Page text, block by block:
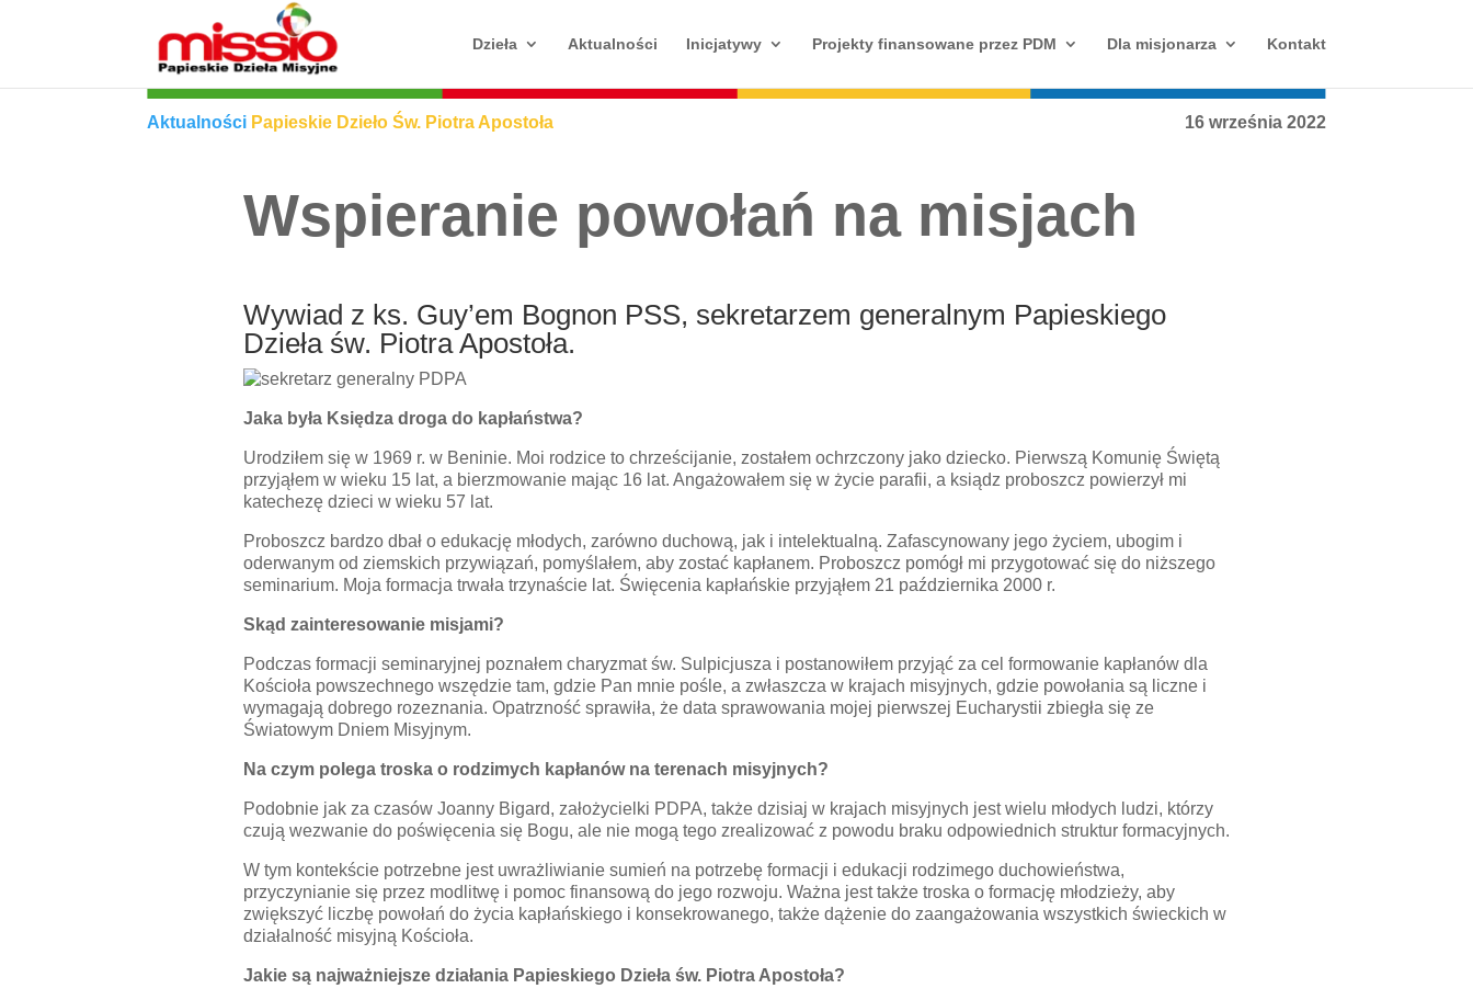
Dzieła Aktualności Inicjatywy Projekty finansowane przez PDM Dla misjonarza Kontakt
Aktualności Papieskie Dzieło Św. Piotra Apostoła 16 września 2022
Wspieranie powołań na misjach
Wywiad z ks. Guy’em Bognon PSS, sekretarzem generalnym Papieskiego
Dzieła św. Piotra Apostoła.
Jaka była Księdza droga do kapłaństwa?
Urodziłem się w 1969 r. w Beninie. Moi rodzice to chrześcijanie, zostałem ochrzczony jako dziecko. Pierwszą Komunię Świętą
przyjąłem w wieku 15 lat, a bierzmowanie mając 16 lat. Angażowałem się w życie parafii, a ksiądz proboszcz powierzył mi
katechezę dzieci w wieku 57 lat.
Proboszcz bardzo dbał o edukację młodych, zarówno duchową, jak i intelektualną. Zafascynowany jego życiem, ubogim i
oderwanym od ziemskich przywiązań, pomyślałem, aby zostać kapłanem. Proboszcz pomógł mi przygotować się do niższego
seminarium. Moja formacja trwała trzynaście lat. Święcenia kapłańskie przyjąłem 21 października 2000 r.
Skąd zainteresowanie misjami?
Podczas formacji seminaryjnej poznałem charyzmat św. Sulpicjusza i postanowiłem przyjąć za cel formowanie kapłanów dla
Kościoła powszechnego wszędzie tam, gdzie Pan mnie pośle, a zwłaszcza w krajach misyjnych, gdzie powołania są liczne i
wymagają dobrego rozeznania. Opatrzność sprawiła, że data sprawowania mojej pierwszej Eucharystii zbiegła się ze
Światowym Dniem Misyjnym.
Na czym polega troska o rodzimych kapłanów na terenach misyjnych?
Podobnie jak za czasów Joanny Bigard, założycielki PDPA, także dzisiaj w krajach misyjnych jest wielu młodych ludzi, którzy
czują wezwanie do poświęcenia się Bogu, ale nie mogą tego zrealizować z powodu braku odpowiednich struktur formacyjnych.
W tym kontekście potrzebne jest uwrażliwianie sumień na potrzebę formacji i edukacji rodzimego duchowieństwa,
przyczynianie się przez modlitwę i pomoc finansową do jego rozwoju. Ważna jest także troska o formację młodzieży, aby
zwiększyć liczbę powołań do życia kapłańskiego i konsekrowanego, także dążenie do zaangażowania wszystkich świeckich w
działalność misyjną Kościoła.
Jakie są najważniejsze działania Papieskiego Dzieła św. Piotra Apostoła?